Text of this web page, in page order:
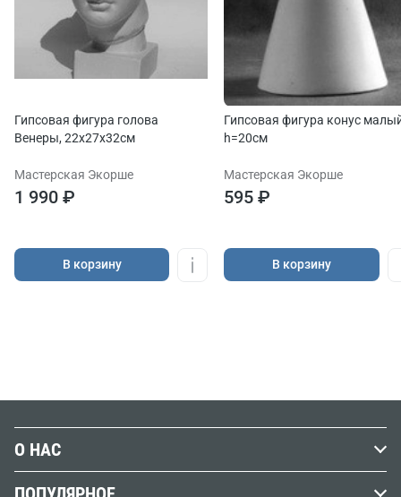
Гипсовая фигура голова
Венеры, 22х27х32см
Мастерская Экорше
1 990 ₽
В корзину
Гипсовая фигура конус
h=20см
Мастерская Экорше
595 ₽
В корзину
О НАС